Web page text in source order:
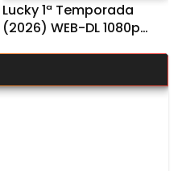
Lucky 1ª Temporada
(2026) WEB-DL 1080p